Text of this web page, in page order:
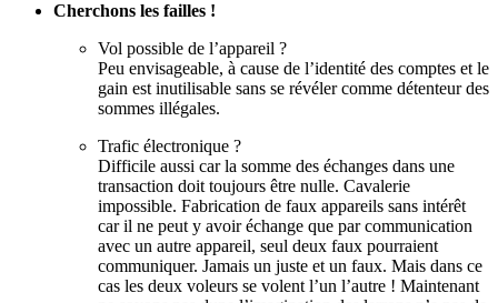
Cherchons les failles !
Vol possible de l’appareil ?
Peu envisageable, à cause de l’identité des comptes et le
gain est inutilisable sans se révéler comme détenteur des
sommes illégales.
Trafic électronique ?
Difficile aussi car la somme des échanges dans une
transaction doit toujours être nulle. Cavalerie
impossible. Fabrication de faux appareils sans intérêt
car il ne peut y avoir échange que par communication
avec un autre appareil, seul deux faux pourraient
communiquer. Jamais un juste et un faux. Mais dans ce
cas les deux voleurs se volent l’un l’autre ! Maintenant